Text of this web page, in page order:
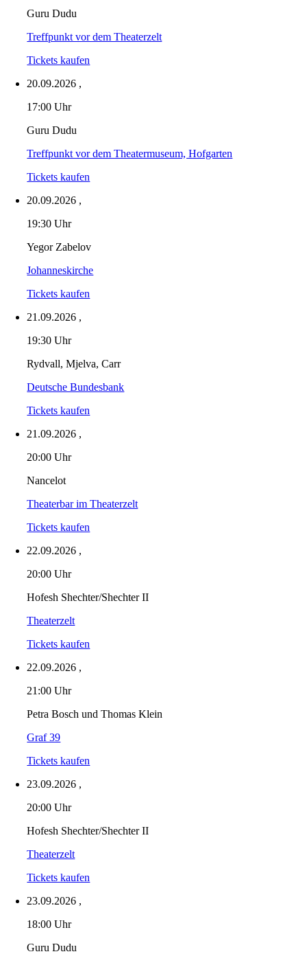
Guru Dudu
Treffpunkt vor dem Theaterzelt
Tickets kaufen
20.09.2026 ,
17:00 Uhr
Guru Dudu
Treffpunkt vor dem Theatermuseum, Hofgarten
Tickets kaufen
20.09.2026 ,
19:30 Uhr
Yegor Zabelov
Johanneskirche
Tickets kaufen
21.09.2026 ,
19:30 Uhr
Rydvall, Mjelva, Carr
Deutsche Bundesbank
Tickets kaufen
21.09.2026 ,
20:00 Uhr
Nancelot
Theaterbar im Theaterzelt
Tickets kaufen
22.09.2026 ,
20:00 Uhr
Hofesh Shechter/Shechter II
Theaterzelt
Tickets kaufen
22.09.2026 ,
21:00 Uhr
Petra Bosch und Thomas Klein
Graf 39
Tickets kaufen
23.09.2026 ,
20:00 Uhr
Hofesh Shechter/Shechter II
Theaterzelt
Tickets kaufen
23.09.2026 ,
18:00 Uhr
Guru Dudu